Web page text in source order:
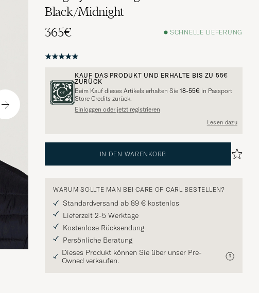
Black/Midnight
365€
SCHNELLE LIEFERUNG
KAUF DAS PRODUKT UND ERHALTE BIS ZU 55€
ZURÜCK
Beim Kauf dieses Artikels erhalten Sie 18-55€ in Passport
Store Credits zurück.
Einloggen oder jetzt registrieren
Lesen dazu
IN DEN WARENKORB
WARUM SOLLTE MAN BEI CARE OF CARL BESTELLEN?
Standardversand ab 89 € kostenlos
Lieferzeit 2-5 Werktage
Kostenlose Rücksendung
Persönliche Beratung
Dieses Produkt können Sie über unser Pre-
Owned verkaufen.